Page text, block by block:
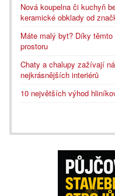
Nová koupelna či kuchyň
keramické obklady od
Máte malý byt? Díky
prostoru
Chaty a chalupy zažívají
nejkrásnějších interiérů
10 největších výhod